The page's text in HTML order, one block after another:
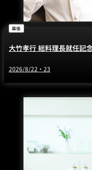
幕張
大竹孝行 総料理長就任記
2026/8/22・23